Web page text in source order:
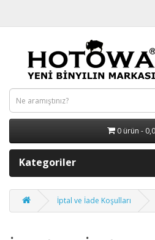
0 ürün -
Kategoriler
İptal ve İade Koşulları